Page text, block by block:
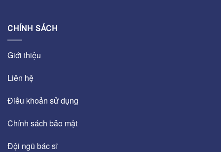
CHÍNH SÁCH
Giới thiệu
Liên hệ
Điều khoản sử dụng
Chính sách bảo mật
Đội ngũ bác sĩ